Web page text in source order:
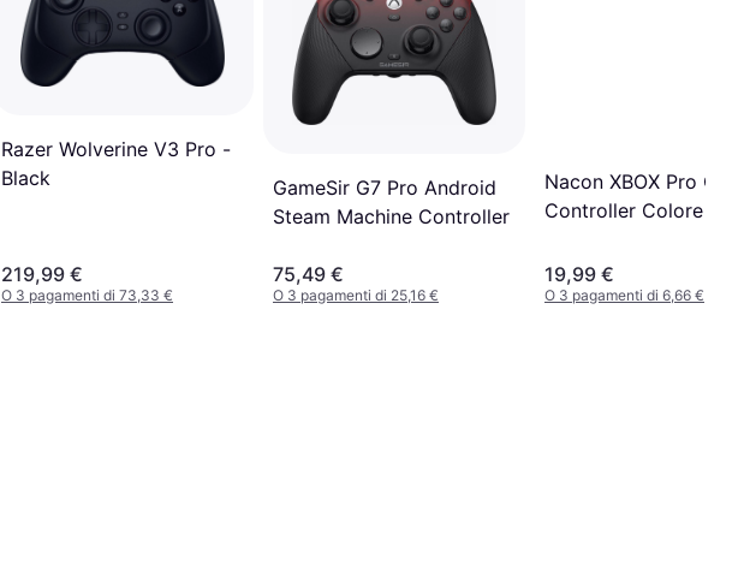
Razer Wolverine V3 Pro -
Black
219,99 €
O 3 pagamenti di 73,33 €
GameSir G7 Pro Android
Steam Machine Controller
75,49 €
O 3 pagamenti di 25,16 €
Nacon XBOX Pro
Controller Colore
19,99 €
O 3 pagamenti di 6,66 €